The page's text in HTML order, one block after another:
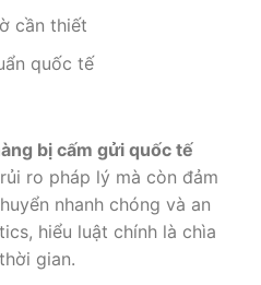
cần thiết
quốc tế
bị cấm gửi quốc tế
ro pháp lý mà còn đảm
nhanh chóng và an
hiểu luật chính là chìa
gian.